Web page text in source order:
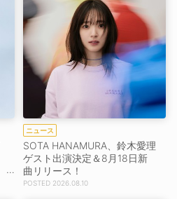
ニュース
SOTA HANAMURA、鈴木愛理
ゲスト出演決定＆8月18日新
曲リリース！
2026.08.10